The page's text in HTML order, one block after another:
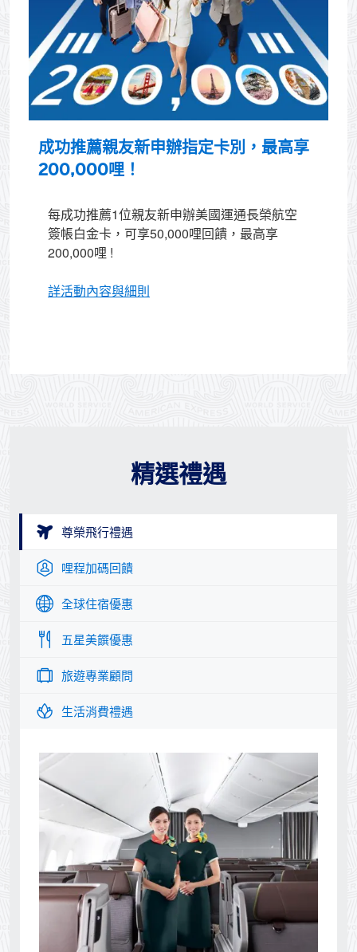
成功推薦親友新申辦指定卡別，最高享
200,000哩！
每成功推薦1位親友新申辦美國運通長榮航空
簽帳白金卡，可享50,000哩回饋，最高享
200,000哩 !
詳活動內容與細則
精選禮遇
尊榮飛行禮遇
哩程加碼回饋
全球住宿優惠
五星美饌優惠
旅遊專業顧問
生活消費禮遇